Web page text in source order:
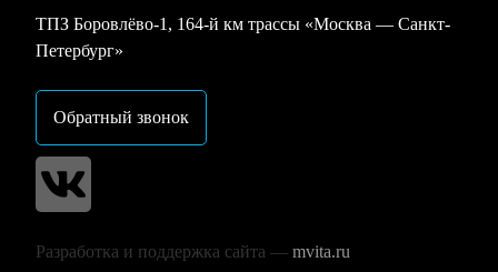
ТПЗ Боровлёво-1, 164-й км трассы «Москва — Санкт-
Петербург»
Обратный звонок
Разработка и поддержка сайта — mvita.ru